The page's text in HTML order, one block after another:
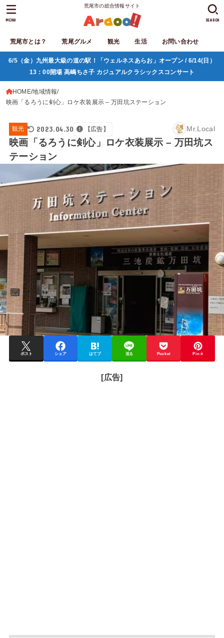
荒尾市の総合情報サイト
荒尾市とは？ 荒尾グルメ 観光 生活 お問い合わせ
SEARCH
MENU
6/5（金）九州最大級の道の駅！「ウェルネスあらお」オープン / 6/14(日）
13：00開場 高嶋ちさ子 カジュアルクラシックスコンサート
HOME 地域情報
映画「るろうに剣心」ロケ衣装展示 – 万田坑ステーション
観光 2023.04.30 【広告】 Mr.Local
映画「るろうに剣心」ロケ衣装展示 – 万田坑ス
テーション
ポスト シェア はてブ 送る Pocket Pin it
[広告]